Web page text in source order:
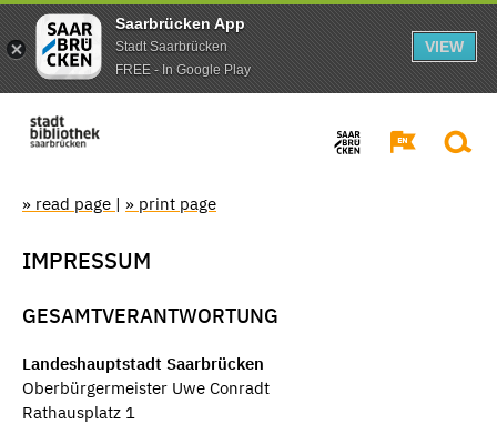
Saarbrücken App
Stadt Saarbrücken
FREE - In Google Play
VIEW
» read page | » print page
IMPRESSUM
GESAMTVERANTWORTUNG
Landeshauptstadt Saarbrücken
Oberbürgermeister Uwe Conradt
Rathausplatz 1